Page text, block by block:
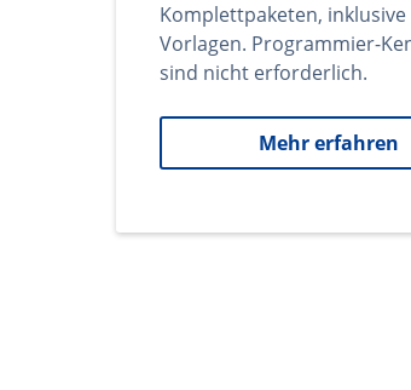
Komplettpaketen, inklusive
Vorlagen. Programmier-
sind nicht erforderlich.
Mehr erfahren